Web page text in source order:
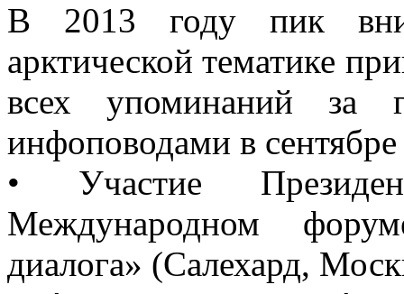
В 2013 году пик
арктической тематике
всех упоминаний за
инфоповодами в
• Участие
Международном
диалога» (Салехард,